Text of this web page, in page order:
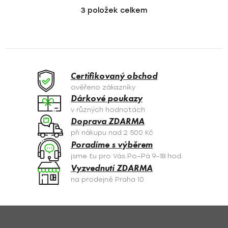
O
á
c
í
p
r
v
k
y
v
ý
p
s
3 položek celkem
Certifikovaný obchod
ověřeno zákazníky
Dárkové poukazy
v různých hodnotách
Doprava ZDARMA
při nákupu nad 2 500 Kč
Poradíme s výběrem
jsme tu pro Vás Po–Pá 9–18 hod.
Vyzvednutí ZDARMA
na prodejně Praha 10